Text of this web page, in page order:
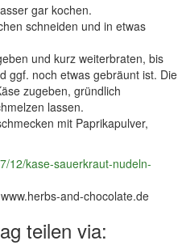
gar kochen.
schneiden und in etwas
und kurz weiterbraten, bis
ggf. noch etwas gebräunt ist. Die
zugeben, gründlich
lassen.
mit Paprikapulver,
12/kase-sauerkraut-nudeln-
and-chocolate.de
teilen via: